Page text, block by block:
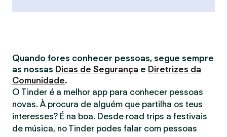
Quando fores conhecer pessoas, segue sempre
as nossas Dicas de Segurança e Diretrizes da
Comunidade.
O Tinder é a melhor app para conhecer pessoas
novas. À procura de alguém que partilha os teus
interesses? É na boa. Desde road trips a festivais
de música, no Tinder podes falar com pessoas